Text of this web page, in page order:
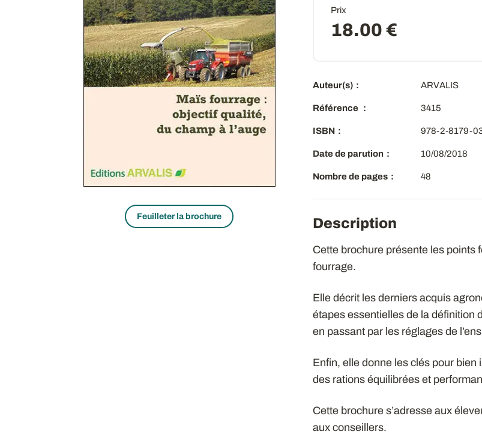
Feuilleter la brochure
Prix
18.00 €
Auteur(s) ARVALIS
Référence 3415
ISBN 978-2-8179-
Date de parution 10/08/2018
Nombre de pages 48
Description
Cette brochure présente les points
fourrage.
Elle décrit les derniers acquis
étapes essentielles de la définition
en passant par les réglages de
Enfin, elle donne les clés pour bien
des rations équilibrées et
Cette brochure s’adresse aux
aux conseillers.